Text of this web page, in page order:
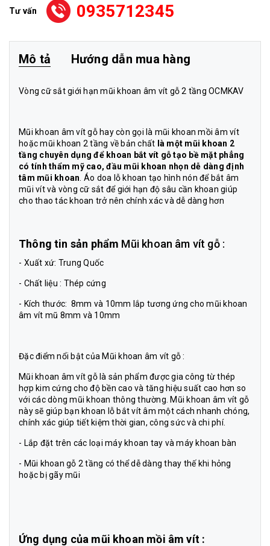
Tư vấn 0935712345
Mô tả Hướng dẫn mua hàng
Vòng cữ sắt giới hạn mũi khoan âm vít gỗ 2 tầng OCMKAV
Mũi khoan âm vít gỗ hay còn gọi là mũi khoan mồi âm vít
hoặc mũi khoan 2 tầng về bản chất là một mũi khoan 2
tầng chuyên dụng để khoan bắt vít gỗ tạo bề mặt phẳng
có tính thẩm mỹ cao, đầu mũi khoan nhọn dễ dàng định
tâm mũi khoan . Áo doa lỗ khoan tạo hình nón để bắt âm
mũi vít và vòng cữ sắt để giới hạn độ sâu cần khoan giúp
cho thao tác khoan trở nên chính xác và dễ dàng hơn
Thông tin sản phẩm Mũi khoan âm vít gỗ :
- Xuất xứ: Trung Quốc
- Chất liệu : Thép cứng
- Kích thước: 8mm và 10mm lắp tương ứng cho mũi khoan
âm vít mũ 8mm và 10mm
Đặc điểm nổi bật của Mũi khoan âm vít gỗ :
Mũi khoan âm vít gỗ là sản phẩm được gia công từ thép
hợp kim cứng cho độ bền cao và tăng hiệu suất cao hơn so
với các dòng mũi khoan thông thường. Mũi khoan âm vít gỗ
này sẽ giúp bạn khoan lỗ bắt vít âm một cách nhanh chóng,
chính xác giúp tiết kiệm thời gian, công sức và chi phí.
- Lắp đặt trên các loại máy khoan tay và máy khoan bàn
- Mũi khoan gỗ 2 tầng có thể dễ dàng thay thế khi hỏng
hoặc bị gãy mũi
Ứng dụng của mũi khoan mồi âm vít :